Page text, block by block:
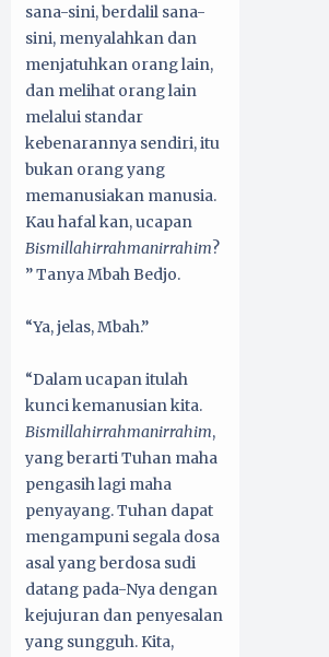
sana-sini, berdalil sana-
sini, menyalahkan dan
menjatuhkan orang lain,
dan melihat orang lain
melalui standar
kebenarannya sendiri, itu
bukan orang yang
memanusiakan manusia.
Kau hafal kan, ucapan
Bismillahirrahmanirrahim?
” Tanya Mbah Bedjo.
“Ya, jelas, Mbah.”
“Dalam ucapan itulah
kunci kemanusian kita.
Bismillahirrahmanirrahim,
yang berarti Tuhan maha
pengasih lagi maha
penyayang. Tuhan dapat
mengampuni segala dosa
asal yang berdosa sudi
datang pada-Nya dengan
kejujuran dan penyesalan
yang sungguh. Kita,